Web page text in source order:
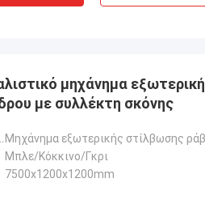
μηχάνημα
με συλλέκτη σκόνης
Μηχάνημα εξωτερικής στίλβωσης
Μπλε/Κόκκινο/Γκρι
7500x1200x1200mm